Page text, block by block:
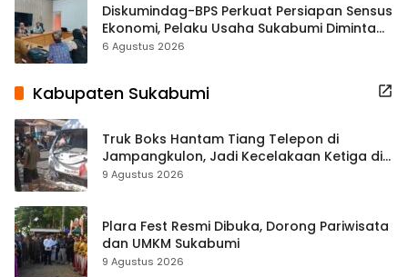
Diskumindag-BPS Perkuat Persiapan Sensus
Ekonomi, Pelaku Usaha Sukabumi Diminta
Terbuka Beri Data
6 Agustus 2026
Kabupaten Sukabumi
Truk Boks Hantam Tiang Telepon di
Jampangkulon, Jadi Kecelakaan Ketiga di
Titik yang Sama
9 Agustus 2026
Plara Fest Resmi Dibuka, Dorong Pariwisata
dan UMKM Sukabumi
9 Agustus 2026